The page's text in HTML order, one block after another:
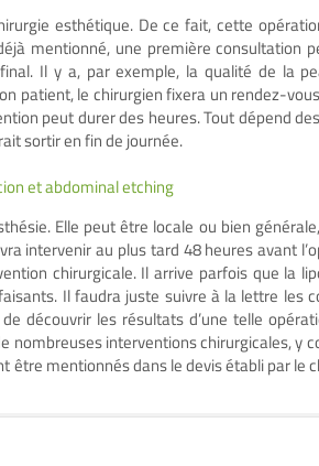
esthétique. De ce fait, cette
mentionné, une première consultation
Il y a, par exemple, la qualité de la
patient, le chirurgien fixera un rendez-
peut durer des heures. Tout dépend
sortir en fin de journée.
et abdominal etching
Elle peut être locale ou bien
intervenir au plus tard 48 heures avant
chirurgicale. Il arrive parfois que la
Il faudra juste suivre à la lettre les
découvrir les résultats d’une telle
nombreuses interventions chirurgicales, y
être mentionnés dans le devis établi par le